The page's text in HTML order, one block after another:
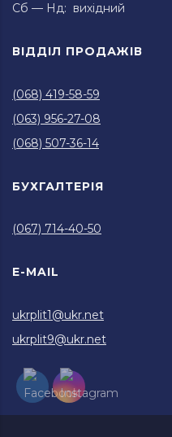
Сб — Нд: вихідний
ВІДДІЛ ПРОДАЖІВ
(068) 419-58-59
(063) 956-27-08
(068) 507-36-14
БУХГАЛТЕРІЯ
(067) 714-40-50
E-MAIL
ukrplit1@ukr.net
ukrplit9@ukr.net